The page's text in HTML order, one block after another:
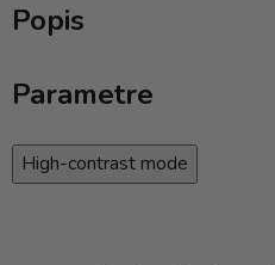
Popis
Parametre
High-contrast mode